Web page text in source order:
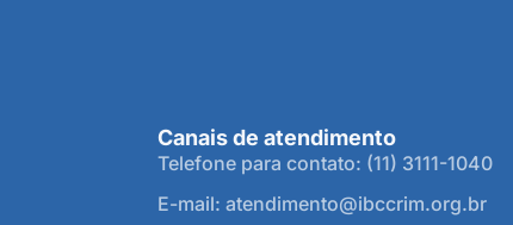
Canais de atendimento
Telefone para contato: (11) 3111-1040
E-mail: atendimento@ibccrim.org.br